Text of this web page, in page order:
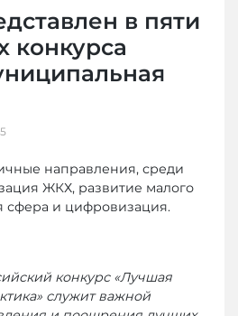
в пяти
конкурса
направления, среди
ЖКХ, развитие малого
сфера и цифровизация.
конкурс «Лучшая
служит важной